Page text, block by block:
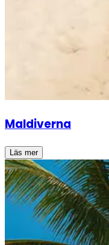
Maldiverna
Läs mer